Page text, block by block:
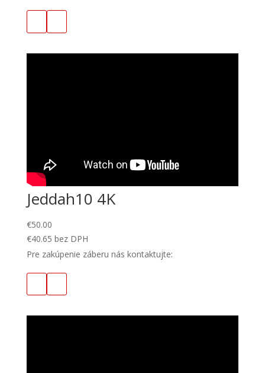
Jeddah10 4K
€50.00
€40.65 bez DPH
Pre zakúpenie záberu nás kontaktujte: